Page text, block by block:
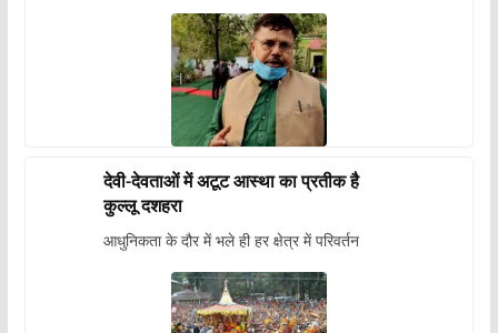
देवी-देवताओं में अटूट आस्था का प्रतीक है
कुल्लू दशहरा
आधुनिकता के दौर में भले ही हर क्षेत्र में परिवर्तन